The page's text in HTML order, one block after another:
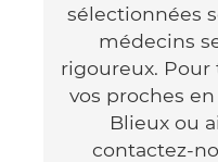
sélectionnées
médecins
rigoureux.
vos proches
Blieux ou
contactez-